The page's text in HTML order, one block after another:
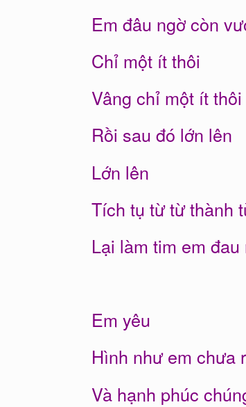
Em đâu ngờ còn
Chỉ một ít thôi
Vâng chỉ một ít thôi
Rồi sau đó lớn lên
Lớn lên
Tích tụ từ từ thành
Lại làm tim em
Em yêu
Hình như em chưa
Và hạnh phúc